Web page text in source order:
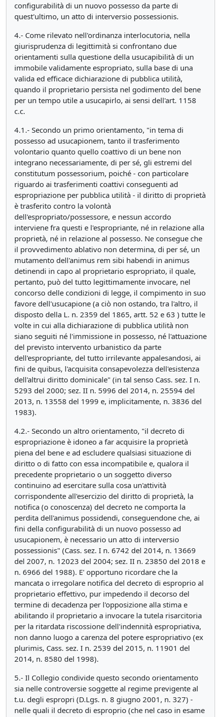
configurabilità di un nuovo possesso da parte di
quest'ultimo, un atto di interversio possessionis.
4.- Come rilevato nell'ordinanza interlocutoria, nella
giurisprudenza di legittimità si confrontano due
orientamenti sulla questione della usucapibilità di un
immobile validamente espropriato, sulla base di una
valida ed efficace dichiarazione di pubblica utilità,
quando il proprietario persista nel godimento del bene
per un tempo utile a usucapirlo, ai sensi dell'art. 1158
c.c.
4.1.- Secondo un primo orientamento, "in tema di
possesso ad usucapionem, tanto il trasferimento
volontario quanto quello coattivo di un bene non
integrano necessariamente, di per sé, gli estremi del
constitutum possessorium, poiché - con particolare
riguardo ai trasferimenti coattivi conseguenti ad
espropriazione per pubblica utilità - il diritto di proprietà
è trasferito contro la volontà
dell'espropriato/possessore, e nessun accordo
interviene fra questi e l'espropriante, né in relazione alla
proprietà, né in relazione al possesso. Ne consegue che
il provvedimento ablativo non determina, di per sé, un
mutamento dell'animus rem sibi habendi in animus
detinendi in capo al proprietario espropriato, il quale,
pertanto, può del tutto legittimamente invocare, nel
concorso delle condizioni di legge, il compimento in suo
favore dell'usucapione (a ciò non ostando, tra l'altro, il
disposto della L. n. 2359 del 1865, artt. 52 e 63 ) tutte le
volte in cui alla dichiarazione di pubblica utilità non
siano seguiti né l'immissione in possesso, né l'attuazione
del previsto intervento urbanistico da parte
dell'espropriante, del tutto irrilevante appalesandosi, ai
fini de quibus, l'acquisita consapevolezza dell'esistenza
dell'altrui diritto dominicale" (in tal senso Cass. sez. I n.
5293 del 2000; sez. II n. 5996 del 2014, n. 25594 del
2013, n. 13558 del 1999 e, implicitamente, n. 3836 del
1983).
4.2.- Secondo un altro orientamento, "il decreto di
espropriazione è idoneo a far acquisire la proprietà
piena del bene e ad escludere qualsiasi situazione di
diritto o di fatto con essa incompatibile e, qualora il
precedente proprietario o un soggetto diverso
continuino ad esercitare sulla cosa un'attività
corrispondente all'esercizio del diritto di proprietà, la
notifica (o conoscenza) del decreto ne comporta la
perdita dell'animus possidendi, conseguendone che, ai
fini della configurabilità di un nuovo possesso ad
usucapionem, è necessario un atto di interversio
possessionis" (Cass. sez. I n. 6742 del 2014, n. 13669
del 2007, n. 12023 del 2004; sez. II n. 23850 del 2018 e
n. 6966 del 1988). E' opportuno ricordare che la
mancata o irregolare notifica del decreto di esproprio al
proprietario effettivo, pur impedendo il decorso del
termine di decadenza per l'opposizione alla stima e
abilitando il proprietario a invocare la tutela risarcitoria
per la ritardata riscossione dell'indennità espropriativa,
non danno luogo a carenza del potere espropriativo (ex
plurimis, Cass. sez. I n. 2539 del 2015, n. 11901 del
2014, n. 8580 del 1998).
5.- Il Collegio condivide questo secondo orientamento
sia nelle controversie soggette al regime previgente al
t.u. degli espropri (D.Lgs. n. 8 giugno 2001, n. 327) -
nelle quali il decreto di esproprio (che nel caso in esame